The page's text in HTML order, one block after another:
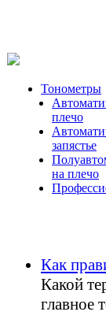
Тонометры
плечо
запястье
на плечо
Как
Какой
главное